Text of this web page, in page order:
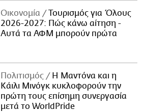
Οικονομία
Τουρισμός για Όλους
2026-2027: Πώς κάνω αίτηση -
Αυτά τα ΑΦΜ μπορούν πρώτα
Πολιτισμός
Η Μαντόνα και η
Κάιλι Μινόγκ κυκλοφορούν την
πρώτη τους επίσημη συνεργασία
μετά το WorldPride